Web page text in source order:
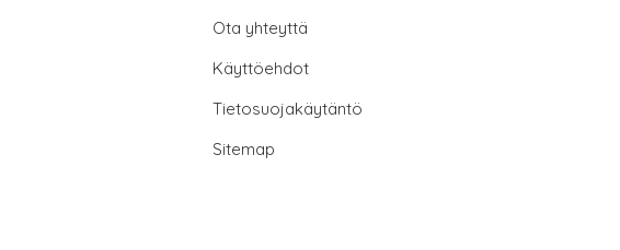
Ota yhteyttä
Käyttöehdot
Tietosuojakäytäntö
Sitemap